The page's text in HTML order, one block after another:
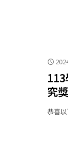
究
恭喜